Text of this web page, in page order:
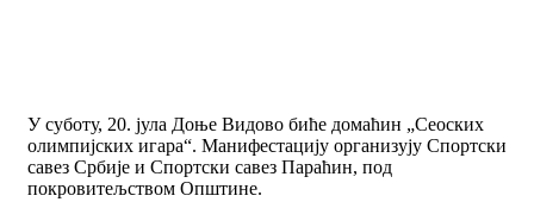
У суботу, 20. јула Доње Видово биће домаћин „Сеоских
олимпијских игара“. Манифестацију организују Спортски
савез Србије и Спортски савез Параћин, под
покровитељством Општине.